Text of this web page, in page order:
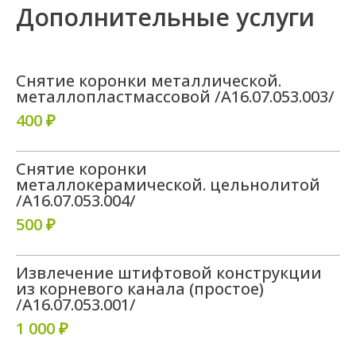
Дополнительные услуги
Снятие коронки металлической.
металлопластмассовой /A16.07.053.003/
400 ₽
Снятие коронки
металлокерамической. цельнолитой
/A16.07.053.004/
500 ₽
Извлечение штифтовой конструкции
из корневого канала (простое)
/A16.07.053.001/
1 000 ₽